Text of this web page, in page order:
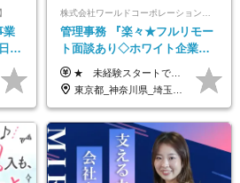
業
休
管理事務 『楽々★フルリモー
ト面談あり◇ホワイト企業認
定受賞◇完全週休2日◇賞与年
2回 /p13
★ 未経験スタートでも月収40万円以上も目指せます！ ★ ★ 試用期間6か月あり／給与・待遇に変更なし ★ ＼パターン①orパターン②で給与形態の選択が可能／ ＜パターン①＞ 月給+交通費+（残業代は全額別途支給） 【首都圏・関東・北信越】 月給30.0万円以上 【関西】 月給27.5万円以上 【中部】 月給26.5万円以上 【東北】 月給24.5万円以上 【北海道】 月給24.0万円以上 【九州・中四国】 月給25.5万円以上 ＜パターン②＞ 月給（固定残業代20H含む）+交通費+賞与年2回+残業代 （※20H場合を超過した場合は全額別途支給） 【首都圏・関東・北信越】 月給25.0万円以上 【関 西・中部】 月給24.5万円以上 【東 北・北海道・九州・中四国】 月給23.5万円以上 ※上記給与には固定残業代（月20H分）を含みます 固定残業代は残業の有無に関わらず支給し、超過分は別途全額支給いたします ①②の給与形態はご本人様と相談の上、最終的に会社が決定いたします （内定時に通知） ■給与改定年1回 ■(※)賞与年2回（昨年度支給実績2回／頑張りを評価） (※)支給条件に規定あり
東京都_神奈川県_埼玉県_千葉県_大阪府_愛知県_北海道_青森県_岩手県_宮城県_秋田県_山形県_福島県_茨城県_栃木県_群馬県_新潟県_山梨県_長野県_富山県_石川県_福井県_静岡県_岐阜県_三重県_兵庫県_京都府_滋賀県_奈良県_和歌山県_広島県_岡山県_鳥取県_島根県_山口県_徳島県_香川県_愛媛県_高知県_福岡県_熊本県_佐賀県_長崎県_大分県_宮崎県_鹿児島県_沖縄県